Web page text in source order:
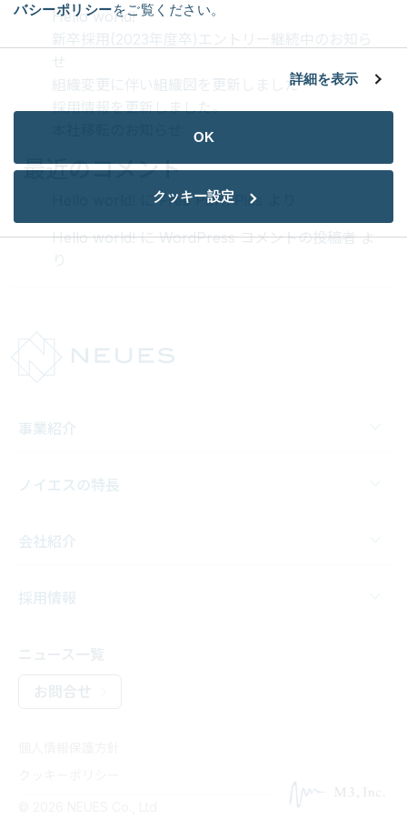
バシーポリシーをご覧ください。
詳細を表示
OK
クッキー設定
Hello world!
組織変更に伴い組織図を更新しました
採用情報を更新しました。
最近のコメント
にFree Porn Pics
Hello world!にWordPress コメントの投稿者よ
事業紹介
ノイエスの特長
会社紹介
採用情報